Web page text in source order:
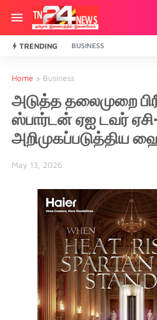
TRENDING BUSINESS
Home Business
அடுத்த தலைமுறை
ஸ்பார்டன் ஏஐ டவர்
அறிமுகப்படுத்திய
May 13, 2026